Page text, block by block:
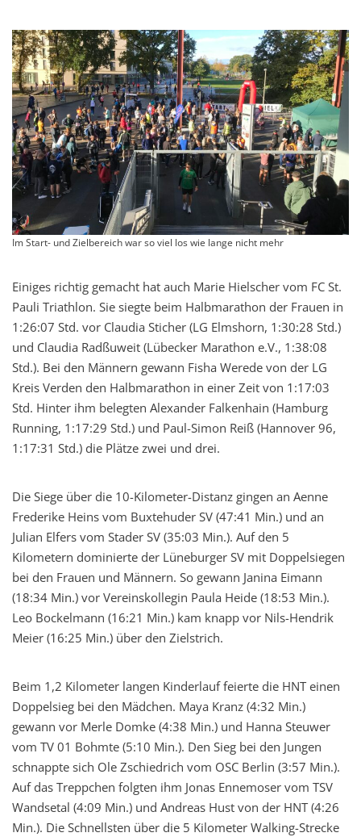
Im Start- und Zielbereich war so viel los wie lange nicht mehr
Einiges richtig gemacht hat auch Marie Hielscher vom FC St.
Pauli Triathlon. Sie siegte beim Halbmarathon der Frauen in
1:26:07 Std. vor Claudia Sticher (LG Elmshorn, 1:30:28 Std.)
und Claudia Radßuweit (Lübecker Marathon e.V., 1:38:08
Std.). Bei den Männern gewann Fisha Werede von der LG
Kreis Verden den Halbmarathon in einer Zeit von 1:17:03
Std. Hinter ihm belegten Alexander Falkenhain (Hamburg
Running, 1:17:29 Std.) und Paul-Simon Reiß (Hannover 96,
1:17:31 Std.) die Plätze zwei und drei.
Die Siege über die 10-Kilometer-Distanz gingen an Aenne
Frederike Heins vom Buxtehuder SV (47:41 Min.) und an
Julian Elfers vom Stader SV (35:03 Min.). Auf den 5
Kilometern dominierte der Lüneburger SV mit Doppelsiegen
bei den Frauen und Männern. So gewann Janina Eimann
(18:34 Min.) vor Vereinskollegin Paula Heide (18:53 Min.).
Leo Bockelmann (16:21 Min.) kam knapp vor Nils-Hendrik
Meier (16:25 Min.) über den Zielstrich.
Beim 1,2 Kilometer langen Kinderlauf feierte die HNT einen
Doppelsieg bei den Mädchen. Maya Kranz (4:32 Min.)
gewann vor Merle Domke (4:38 Min.) und Hanna Steuwer
vom TV 01 Bohmte (5:10 Min.). Den Sieg bei den Jungen
schnappte sich Ole Zschiedrich vom OSC Berlin (3:57 Min.).
Auf das Treppchen folgten ihm Jonas Ennemoser vom TSV
Wandsetal (4:09 Min.) und Andreas Hust von der HNT (4:26
Min.). Die Schnellsten über die 5 Kilometer Walking-Strecke